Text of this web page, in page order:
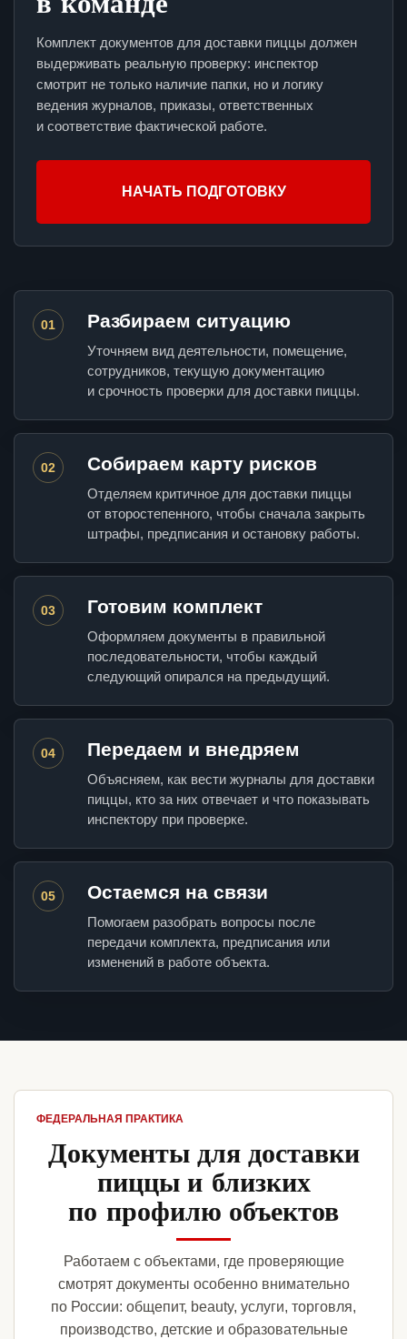
Комплект документов для доставки пиццы должен
выдерживать реальную проверку: инспектор
смотрит не только наличие папки, но и логику
ведения журналов, приказы, ответственных
и соответствие фактической работе.
НАЧАТЬ ПОДГОТОВКУ
01 Разбираем ситуацию
Уточняем вид деятельности, помещение,
сотрудников, текущую документацию
и срочность проверки для доставки пиццы.
02 Собираем карту рисков
Отделяем критичное для доставки пиццы
от второстепенного, чтобы сначала закрыть
штрафы, предписания и остановку работы.
03 Готовим комплект
Оформляем документы в правильной
последовательности, чтобы каждый
следующий опирался на предыдущий.
04 Передаем и внедряем
Объясняем, как вести журналы для доставки
пиццы, кто за них отвечает и что показывать
инспектору при проверке.
05 Остаемся на связи
Помогаем разобрать вопросы после
передачи комплекта, предписания или
изменений в работе объекта.
ФЕДЕРАЛЬНАЯ ПРАКТИКА
Документы для доставки
пиццы и близких
по профилю объектов
Работаем с объектами, где проверяющие
смотрят документы особенно внимательно
по России: общепит, beauty, услуги, торговля,
производство, детские и образовательные